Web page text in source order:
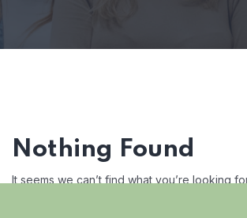
Nothing Found
It seems we can’t find what you’re looking